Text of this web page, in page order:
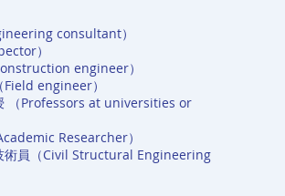
consultant）
）
engineer）
engineer）
（Professors at universities or
Researcher）
術員（Civil Structural Engineering